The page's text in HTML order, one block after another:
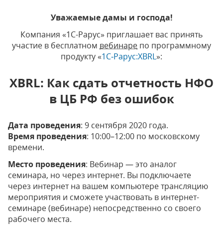
Уважаемые дамы и господа!
Компания «1С-Рарус» приглашает вас принять
участие в бесплатном вебинаре по программному
продукту «1С‑Рарус:XBRL»:
XBRL: Как сдать отчетность НФО
в ЦБ РФ без ошибок
Дата проведения: 9 сентября 2020 года.
Время проведения: 10:00–12:00 по московскому
времени.
Место проведения: Вебинар — это аналог
семинара, но через интернет. Вы подключаете
через интернет на вашем компьютере трансляцию
мероприятия и сможете участвовать в интернет-
семинаре (вебинаре) непосредственно со своего
рабочего места.